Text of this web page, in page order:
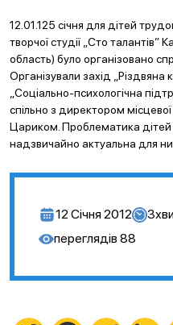
12.01.125 січня для дітей
творчої студії „Сто талантів”
область) було організовано
Організували захід „Різдвяна
„Соціально-психологічна
спільно з директором
Цариком. Проблематика дітей
надзвичайно актуальна для
12 Січня 2012 3
переглядів 88